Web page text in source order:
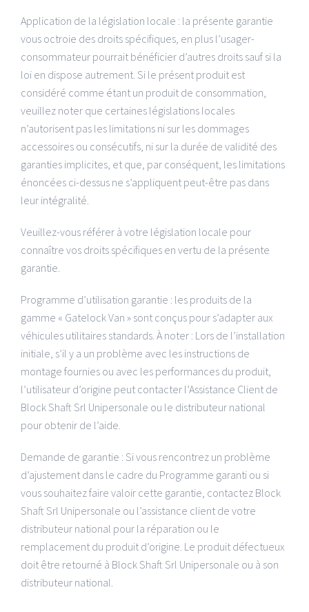
Application de la législation locale : la présente garantie
vous octroie des droits spécifiques, en plus l’usager-
consommateur pourrait bénéficier d’autres droits sauf si la
loi en dispose autrement. Si le présent produit est
considéré comme étant un produit de consommation,
veuillez noter que certaines législations locales
n’autorisent pas les limitations ni sur les dommages
accessoires ou consécutifs, ni sur la durée de validité des
garanties implicites, et que, par conséquent, les limitations
énoncées ci-dessus ne s’appliquent peut-être pas dans
leur intégralité.
Veuillez-vous référer à votre législation locale pour
connaître vos droits spécifiques en vertu de la présente
garantie.
Programme d’utilisation garantie : les produits de la
gamme « Gatelock Van » sont conçus pour s’adapter aux
véhicules utilitaires standards. À noter : Lors de l’installation
initiale, s’il y a un problème avec les instructions de
montage fournies ou avec les performances du produit,
l’utilisateur d’origine peut contacter l’Assistance Client de
Block Shaft Srl Unipersonale ou le distributeur national
pour obtenir de l’aide.
Demande de garantie : Si vous rencontrez un problème
d’ajustement dans le cadre du Programme garanti ou si
vous souhaitez faire valoir cette garantie, contactez Block
Shaft Srl Unipersonale ou l’assistance client de votre
distributeur national pour la réparation ou le
remplacement du produit d’origine. Le produit défectueux
doit être retourné à Block Shaft Srl Unipersonale ou à son
distributeur national.